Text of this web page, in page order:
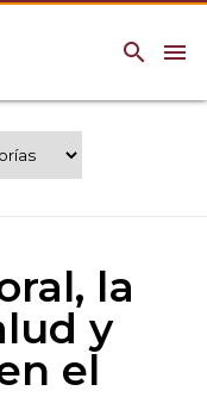
menu
search
la
y
el